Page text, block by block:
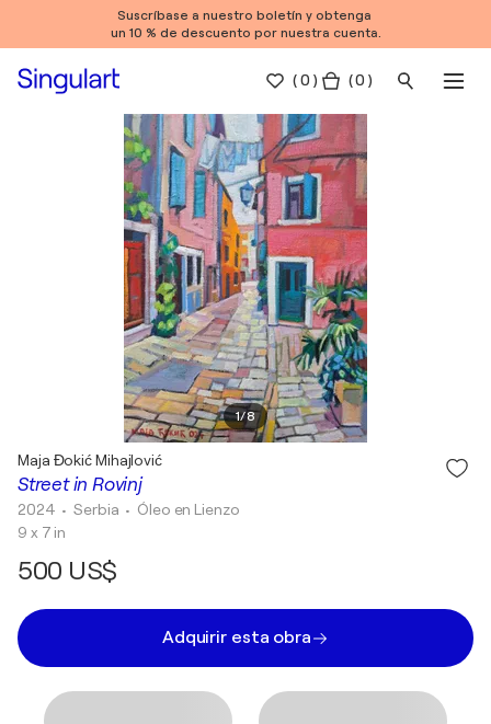
Suscríbase a nuestro boletín y obtenga
un 10 % de descuento por nuestra cuenta.
(0 ) ( 0 )
1/8
Street in Rovinj
Maja Đokić Mihajlović
2024 • Serbia • Óleo en Lienzo
9 x 7 in
500 US$
Adquirir esta obra